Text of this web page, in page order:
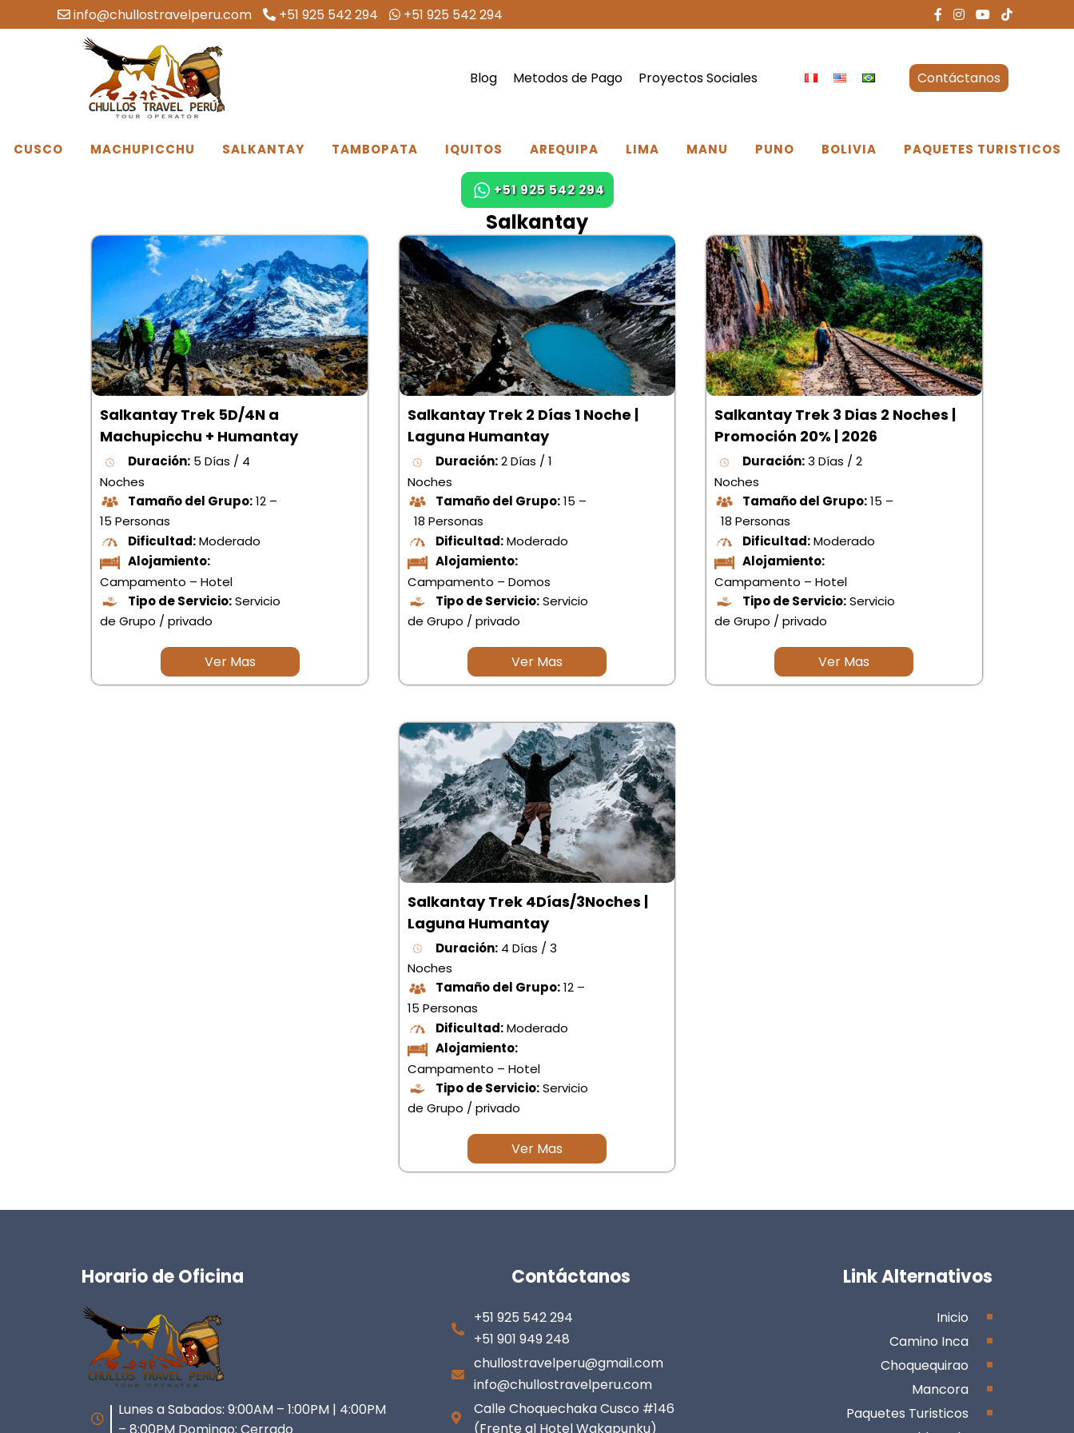
info@chullostravelperu.com +51 925 542 294 +51 925 542 294
Blog Metodos de Pago Proyectos Sociales Contáctanos
CUSCO MACHUPICCHU SALKANTAY TAMBOPATA IQUITOS AREQUIPA LIMA MANU PUNO BOLIVIA PAQUETES TURISTICOS
+51 925 542 294
Salkantay
Salkantay Trek 5D/4N a
Machupicchu + Humantay
Duración: 5 Días / 4
Noches
Tamaño del Grupo:12 –
15 Personas
Dificultad:Moderado
Alojamiento:
Campamento – Hotel
Tipo de Servicio:Servicio
de Grupo / privado
Ver Mas
Salkantay Trek 2 Días 1 Noche |
Laguna Humantay
Duración:2 Días / 1
Noches
Tamaño del Grupo:15 –
18 Personas
Dificultad:Moderado
Alojamiento:
Campamento – Domos
Tipo de Servicio:Servicio
de Grupo / privado
Ver Mas
Salkantay Trek 3 Dias 2 Noches |
Promoción 20% | 2026
Duración:3 Días / 2
Noches
Tamaño del Grupo:15 –
18 Personas
Dificultad:Moderado
Alojamiento:
Campamento – Hotel
Tipo de Servicio:Servicio
de Grupo / privado
Ver Mas
Salkantay Trek 4Días/3Noches |
Laguna Humantay
Duración:4 Días / 3
Noches
Tamaño del Grupo:12 –
15 Personas
Dificultad:Moderado
Alojamiento:
Campamento – Hotel
Tipo de Servicio:Servicio
de Grupo / privado
Ver Mas
Horario de Oficina
Lunes a Sabados: 9:00AM – 1:00PM | 4:00PM
Contáctanos
+51 925 542 294
+51 901 949 248
chullostravelperu@gmail.com
info@chullostravelperu.com
Calle Choquechaka Cusco #146
(Frente al Hotel Wakapunku)
Link Alternativos
Inicio
Camino Inca
Choquequirao
Mancora
Paquetes Turisticos